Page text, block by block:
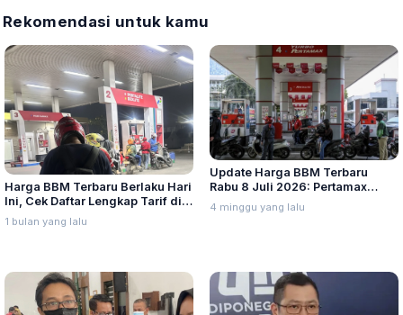
Rekomendasi untuk kamu
Harga BBM Terbaru Berlaku Hari
Ini, Cek Daftar Lengkap Tarif di
Seluruh Indonesia
1 bulan yang lalu
Update Harga BBM Terbaru
Rabu 8 Juli 2026: Pertamax
Turbo, Dexlite, dan Pertamina
Dex Turun
4 minggu yang lalu